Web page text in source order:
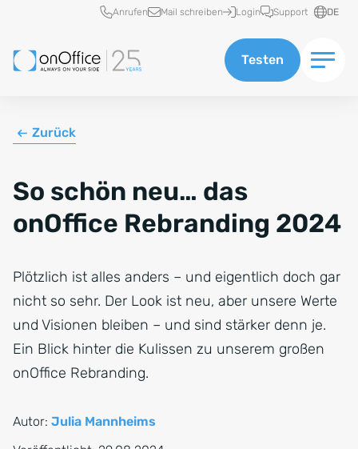
Schnellzugriff
Anrufen Mail schreiben Login Support DE
Testen
Zurück
So schön neu… das
onOffice Rebranding 2024
Plötzlich ist alles anders – und eigentlich doch gar
nicht so sehr. Der Look ist neu, aber unsere Werte
und Visionen bleiben – und sind stärker denn je.
Ein Blick hinter die Kulissen zu unserem großen
onOffice Rebranding.
Autor: Julia Mannheims